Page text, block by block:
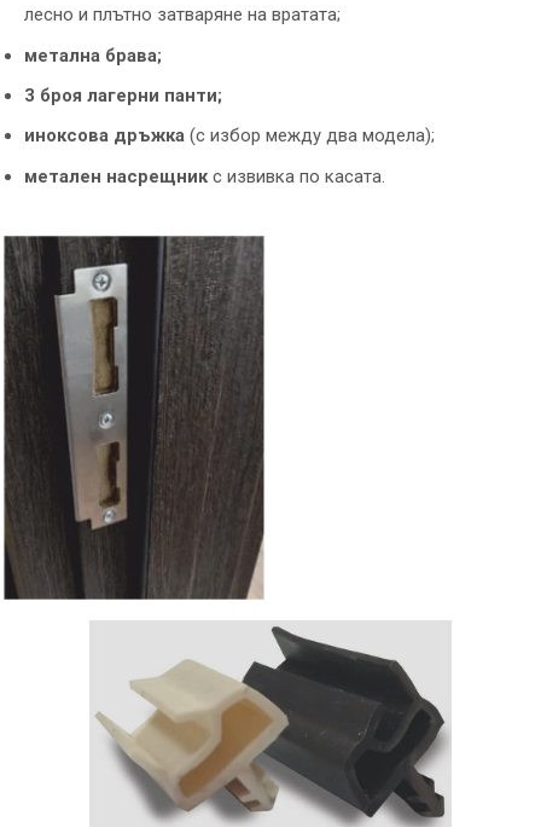
лесно и плътно затваряне на вратата;
метална брава;
3 броя лагерни панти;
иноксова дръжка (с избор между два модела);
метален насрещник с извивка по касата.